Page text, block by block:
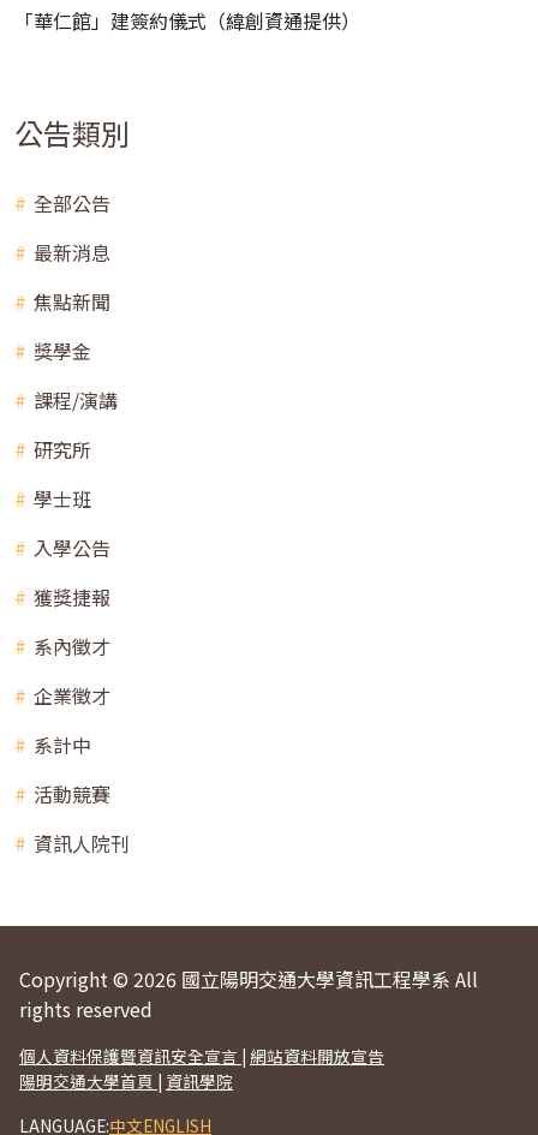
「華仁館」建簽約儀式（緯創資通提供）
公告類別
全部公告
最新消息
焦點新聞
獎學金
課程/演講
研究所
學士班
入學公告
獲獎捷報
系內徵才
企業徵才
系計中
活動競賽
資訊人院刊
Copyright © 2026 國立陽明交通大學資訊工程學系 All
rights reserved
個人資料保護暨資訊安全宣言 | 網站資料開放宣告
陽明交通大學首頁 | 資訊學院
LANGUAGE:中文ENGLISH